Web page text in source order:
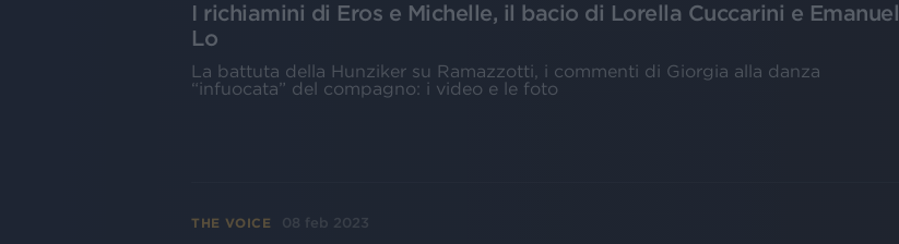
I richiamini di Eros e Michelle, il bacio di Lorella Cuccarini e Emanuel
Lo
La battuta della Hunziker su Ramazzotti, i commenti di Giorgia alla danza
“infuocata” del compagno: i video e le foto
THE VOICE 08 feb 2023